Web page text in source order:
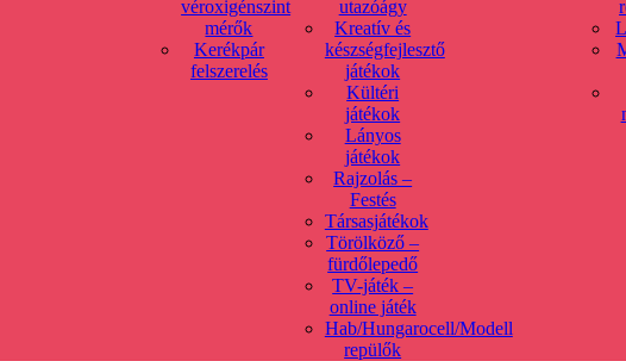
véroxigénszint
mérők
Kerékpár
felszerelés
utazóágy
Kreatív és
készségfejlesztő
játékok
Kültéri
játékok
Lányos
játékok
Rajzolás –
Festés
Társasjátékok
Törölköző –
fürdőlepedő
TV-játék –
online játék
Hab/Hungarocell/Modell
repülők